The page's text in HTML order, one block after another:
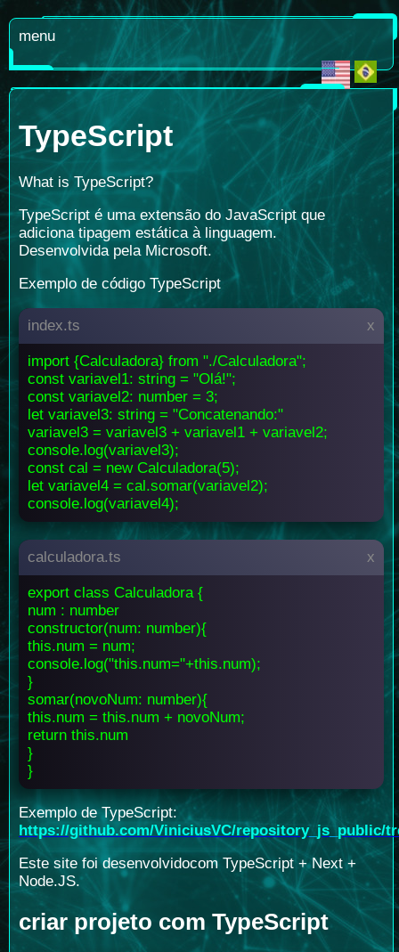
menu
TypeScript
What is TypeScript?
TypeScript é uma extensão do JavaScript que
adiciona tipagem estática à linguagem.
Desenvolvida pela Microsoft.
Exemplo de código TypeScript
index.ts x
import {Calculadora} from "./Calculadora";
const variavel1: string = "Olá!";
const variavel2: number = 3;
let variavel3: string = "Concatenando:"
variavel3 = variavel3 + variavel1 + variavel2;
console.log(variavel3);
const cal = new Calculadora(5);
let variavel4 = cal.somar(variavel2);
console.log(variavel4);
calculadora.ts x
export class Calculadora {
num : number
constructor(num: number){
this.num = num;
console.log("this.num="+this.num);
}
somar(novoNum: number){
this.num = this.num + novoNum;
return this.num
}
}
Exemplo de TypeScript:
https://github.com/ViniciusVC/repository_js_public/
Este site foi desenvolvidocom TypeScript + Next +
Node.JS.
criar projeto com TypeScript